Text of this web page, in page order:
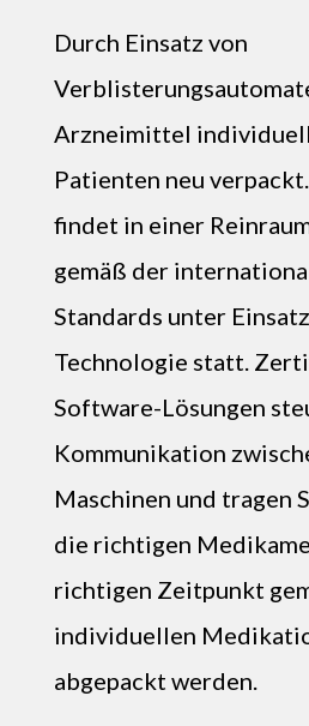
Durch Einsatz von
Arzneimittel
Patienten neu
findet in einer
gemäß der
Standards unter
Technologie statt.
Software-Lösungen
Kommunikation
Maschinen und tragen
die richtigen
richtigen Zeitpunkt
individuellen
abgepackt werden.